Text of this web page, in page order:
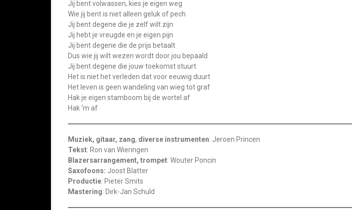
Jij bent volwassen, kies je eigen weg
Wie jij bent is niet alleen geluk of pech
Jij bent degene die je zelf wilt zijn
Jij hebt je vreugde en je eigen pijn
Jij bent degene die de prijs betaalt
Dus wie jij wilt wezen wordt door jou bepaald
Jij bent degene die jouw toekomst stuurt
Het is niet het verleden dat voor eeuwig duurt
Het leven is geen wandeling van wieg tot graf
Hak je eigen stamboom bij de wortel af
​Hak ‘m af
Muziek, gitaar, zang, diverse instrumenten: Jeroen Princen
Tekst: Ron van Wieringen
Blazersarrangement, trompet: Wouter Poncin
Saxofoons: Joost Blatter
Productie: Pieter Smits
Mastering: Dirk-Jan Schuld